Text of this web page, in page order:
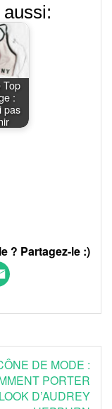
Top
:
pas
? Partagez-le :)
DE MODE :
PORTER
D’AUDREY